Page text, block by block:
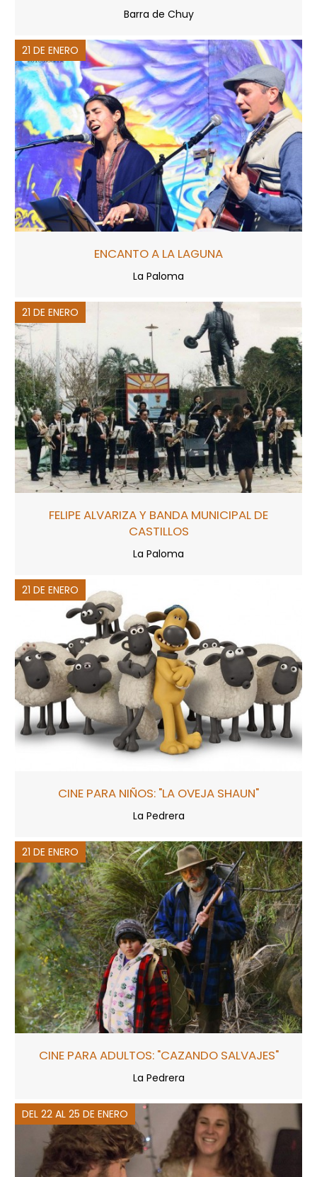
Barra de Chuy
21 DE ENERO
ENCANTO A LA LAGUNA
La Paloma
21 DE ENERO
FELIPE ALVARIZA Y BANDA MUNICIPAL DE
CASTILLOS
La Paloma
21 DE ENERO
CINE PARA NIÑOS: "LA OVEJA SHAUN"
La Pedrera
21 DE ENERO
CINE PARA ADULTOS: "CAZANDO SALVAJES"
La Pedrera
DEL 22 AL 25 DE ENERO